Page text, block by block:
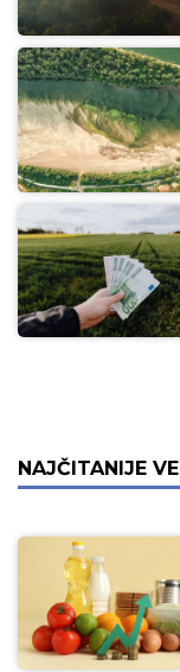
NAJČITANIJE